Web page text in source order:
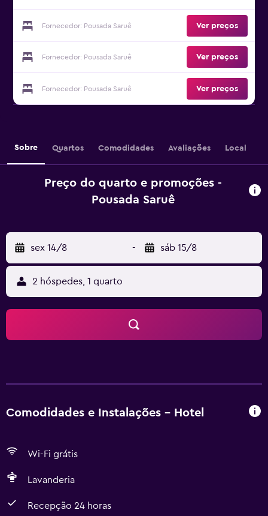
Fornecedor: Pousada Saruê Ver preços
Fornecedor: Pousada Saruê Ver preços
Fornecedor: Pousada Saruê Ver preços
Sobre Quartos Comodidades Avaliações Local
Preço do quarto e promoções -
Pousada Saruê
sex 14/8 - sáb 15/8
2 hóspedes, 1 quarto
Comodidades e Instalações - Hotel
Wi-Fi grátis
Lavanderia
Recepção 24 horas